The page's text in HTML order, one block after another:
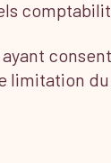
limitation